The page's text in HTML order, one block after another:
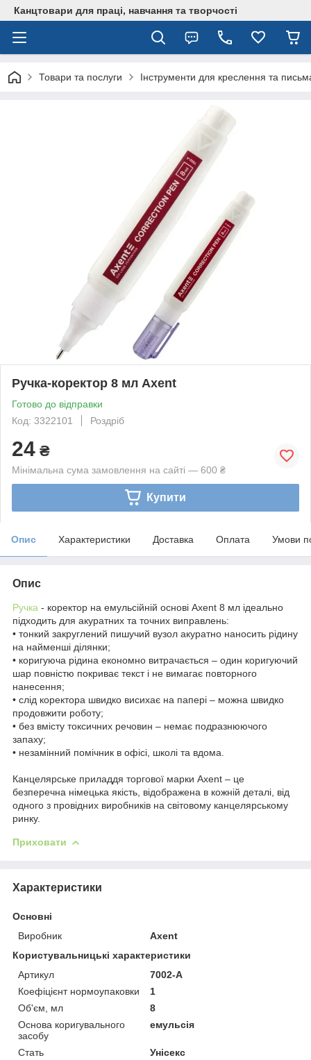
Канцтовари для працi, навчання та творчостi
Товари та послуги Інструменти для креслення та
Ручка-коректор 8 мл Axent
Готово до відправки
Код: 3322101
Роздріб
24 ₴
Мінімальна сума замовлення на сайті — 600 ₴
Купити
Опис Характеристики Доставка Оплата Умови
Опис
Ручка - коректор на емульсійній основі Axent 8 мл ідеально
підходить для акуратних та точних виправлень:
• тонкий закруглений пишучий вузол акуратно наносить рідину
на найменші ділянки;
• коригуюча рідина економно витрачається – один коригуючий
шар повністю покриває текст і не вимагає повторного
нанесення;
• слід коректора швидко висихає на папері – можна швидко
продовжити роботу;
• без вмісту токсичних речовин – немає подразнюючого
запаху;
• незамінний помічник в офісі, школі та вдома.
Канцелярське приладдя торгової марки Axent – це
безперечна німецька якість, відображена в кожній деталі, від
одного з провідних виробників на світовому канцелярському
ринку.
Приховати
Характеристики
Основні
Виробник
Axent
Користувальницькі характеристики
Артикул
7002-A
Коефіцієнт нормоупаковки
1
Об'єм, мл
8
Основа коригувального
засобу
емульсія
Стать
Унісекс